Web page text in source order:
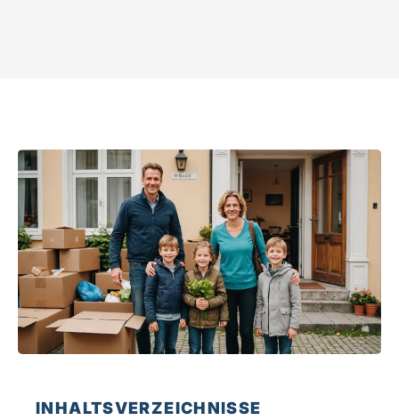
INHALTSVERZEICHNISSE